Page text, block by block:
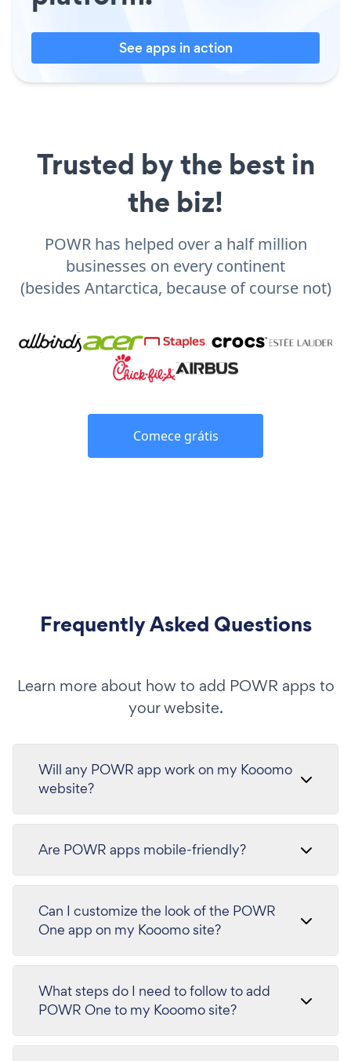
See apps in action
Trusted by the best in
the biz!
POWR has helped over a half million
businesses on every continent
(besides Antarctica, because of course not)
Comece grátis
Frequently Asked Questions
Learn more about how to add POWR apps to
your website.
Will any POWR app work on my Kooomo
website?
Are POWR apps mobile-friendly?
Can I customize the look of the POWR
One app on my Kooomo site?
What steps do I need to follow to add
POWR One to my Kooomo site?